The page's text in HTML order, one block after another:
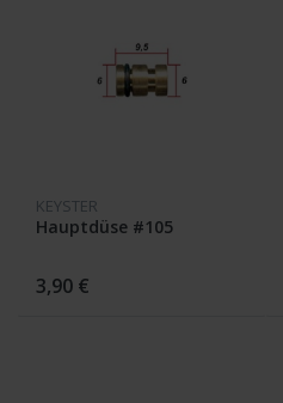
KEYSTER
Hauptdüse #105
3,90 €